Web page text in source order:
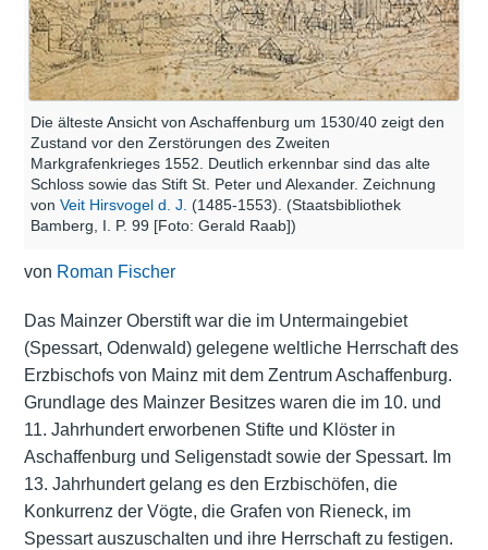
Die älteste Ansicht von Aschaffenburg um 1530/40 zeigt den
Zustand vor den Zerstörungen des Zweiten
Markgrafenkrieges 1552. Deutlich erkennbar sind das alte
Schloss sowie das Stift St. Peter und Alexander. Zeichnung
von Veit Hirsvogel d. J. (1485-1553). (Staatsbibliothek
Bamberg, I. P. 99 [Foto: Gerald Raab])
von Roman Fischer
Das Mainzer Oberstift war die im Untermaingebiet
(Spessart, Odenwald) gelegene weltliche Herrschaft des
Erzbischofs von Mainz mit dem Zentrum Aschaffenburg.
Grundlage des Mainzer Besitzes waren die im 10. und
11. Jahrhundert erworbenen Stifte und Klöster in
Aschaffenburg und Seligenstadt sowie der Spessart. Im
13. Jahrhundert gelang es den Erzbischöfen, die
Konkurrenz der Vögte, die Grafen von Rieneck, im
Spessart auszuschalten und ihre Herrschaft zu festigen.